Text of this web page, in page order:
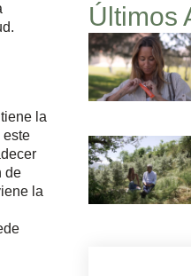
tiene la
este
de
la
Últimos